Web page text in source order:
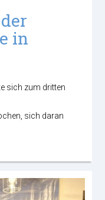
in
sich zum dritten
sich daran